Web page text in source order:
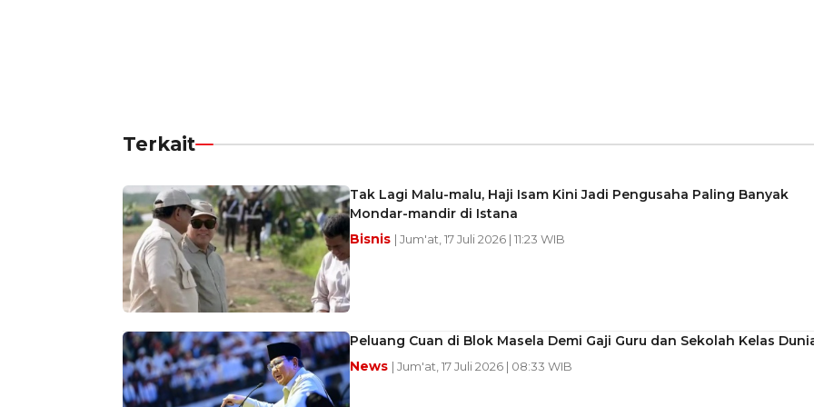
Terkait
Tak Lagi Malu-malu, Haji Isam Kini Jadi Pengusaha Paling Banyak
Mondar-mandir di Istana
Bisnis | Jum'at, 17 Juli 2026 | 11:23 WIB
Peluang Cuan di Blok Masela Demi Gaji Guru dan Sekolah Kelas
News | Jum'at, 17 Juli 2026 | 08:33 WIB